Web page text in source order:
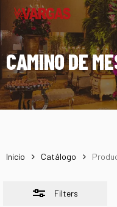
Skip
main
content
CAMINO DE
Inicio Catálogo
Filters